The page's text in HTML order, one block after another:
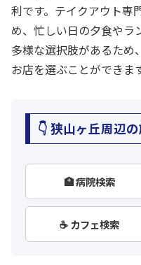
利です。テイクアウト専
め、忙しい日の夕食やラ
多様な選択肢があるため
お店を選ぶことができま
👇 狭山ヶ丘周辺
🏥 病院検索
☕ カフェ検索